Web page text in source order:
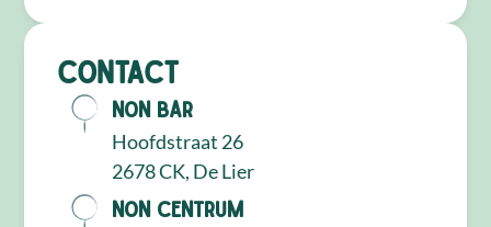
Contact
NON Bar
Hoofdstraat 26
2678 CK, De Lier
NON Centrum